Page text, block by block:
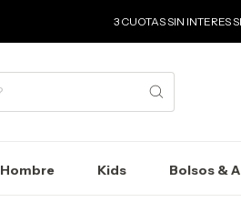
3 CUOTAS SIN INTERES
Hombre Kids Bolsos &